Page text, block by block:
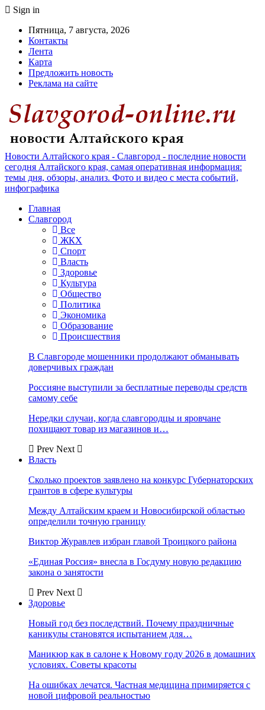
Sign in
Пятница, 7 августа, 2026
Контакты
Лента
Карта
Предложить новость
Реклама на сайте
Новости Алтайского края - Славгород - последние новости
сегодня Алтайского края, самая оперативная информация:
темы дня, обзоры, анализ. Фото и видео с места событий,
инфографика
Главная
Славгород
Все
ЖКХ
Спорт
Власть
Здоровье
Культура
Общество
Политика
Экономика
Образование
Происшествия
В Славгороде мошенники продолжают обманывать
доверчивых граждан
Россияне выступили за бесплатные переводы средств
самому себе
Нередки случаи, когда славгородцы и яровчане
похищают товар из магазинов и…
Prev Next
Власть
Сколько проектов заявлено на конкурс Губернаторских
грантов в сфере культуры
Между Алтайским краем и Новосибирской областью
определили точную границу
Виктор Журавлев избран главой Троицкого района
«Единая Россия» внесла в Госдуму новую редакцию
закона о занятости
Prev Next
Здоровье
Новый год без последствий. Почему праздничные
каникулы становятся испытанием для…
Маникюр как в салоне к Новому году 2026 в домашних
условиях. Советы красоты
На ошибках лечатся. Частная медицина примиряется с
новой цифровой реальностью